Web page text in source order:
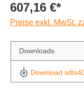
607,16 €*
Preise exkl. MwSt.
Downloads
Download